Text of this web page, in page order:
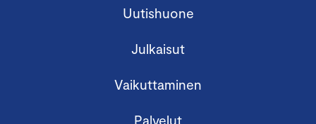
Uutishuone
Julkaisut
Vaikuttaminen
Palvelut